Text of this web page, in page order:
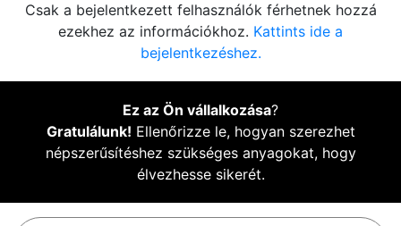
Csak a bejelentkezett felhasználók férhetnek hozzá
ezekhez az információkhoz. Kattints ide a
bejelentkezéshez.
Ez az Ön vállalkozása?
Gratulálunk! Ellenőrizze le, hogyan szerezhet
népszerűsítéshez szükséges anyagokat, hogy
élvezhesse sikerét.